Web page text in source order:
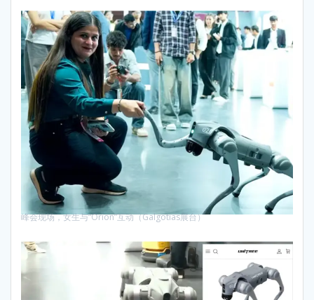
峰会现场，女生与“Orion”互动（Galgotias展台）